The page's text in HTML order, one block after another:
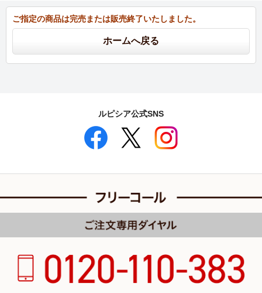
ご指定の商品は完売または販売終了いたしました。
ルピシア公式SNS